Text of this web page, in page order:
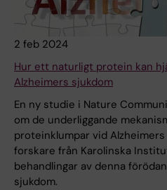
2 feb 2024
Hur ett naturligt protein kan
Alzheimers sjukdom
En ny studie i Nature
om de underliggande
proteinklumpar vid
forskare från Karolinska
behandlingar av denna
sjukdom.